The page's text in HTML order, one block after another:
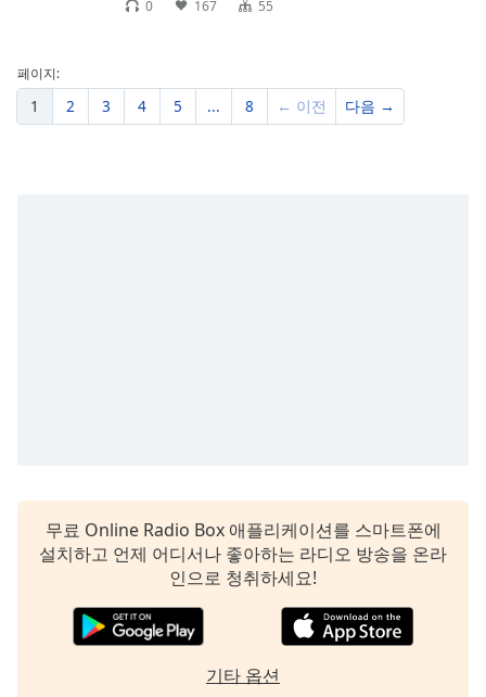
0
167 55
페이지:
1 2 3 4 5 ... 8 ← 이전 다음 →
무료 Online Radio Box 애플리케이션를 스마트폰에
설치하고 언제 어디서나 좋아하는 라디오 방송을 온라
인으로 청취하세요!
기타 옵션